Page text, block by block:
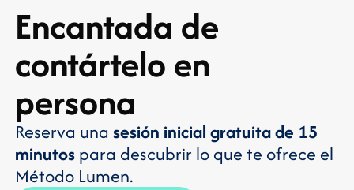
Encantada de
contártelo en
persona
Reserva unasesión inicial gratuita de 15
minutospara descubrir lo que te ofrece el
Método Lumen.